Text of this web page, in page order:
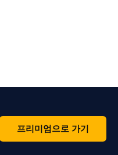
프리미엄으로 가기